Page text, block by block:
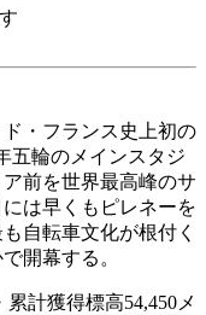
・フランス史上初の
五輪のメインスタジ
前を世界最高峰のサ
は早くもピレネーを
自転車文化が根付く
開幕する。
計獲得標高54,450メ